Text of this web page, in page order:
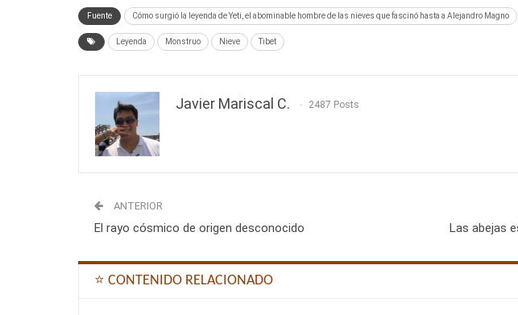
Fuente Cómo surgió la leyenda de Yeti, el abominable hombre de las nieves que fascinó hasta a Alejandro Magno
Leyenda Monstruo Nieve Tibet
Javier Mariscal C. 2487 Posts
ANTERIOR
El rayo cósmico de origen desconocido Las abejas
⭐ CONTENIDO RELACIONADO